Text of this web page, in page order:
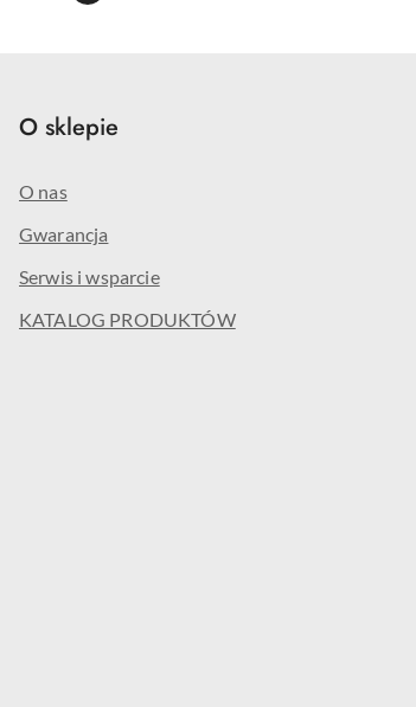
O sklepie
O nas
Gwarancja
Serwis i wsparcie
KATALOG PRODUKTÓW